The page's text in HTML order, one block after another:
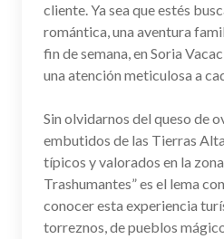
cliente. Ya sea que estés
romántica, una aventura
fin de semana, en Soria
una atención meticulosa a
Sin olvidarnos del queso de
embutidos de las Tierras
típicos y valorados en la
Trashumantes” es el lema
conocer esta experiencia
torreznos, de pueblos